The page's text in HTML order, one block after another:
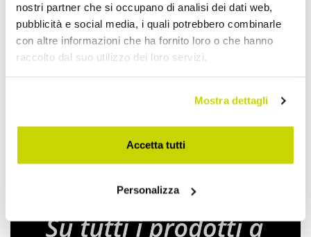
nostri partner che si occupano di analisi dei dati web,
pubblicità e social media, i quali potrebbero combinarle
con altre informazioni che ha fornito loro o che hanno
raccolto dal suo utilizzo dei loro servizi.
Mostra dettagli
Accetta tutti
Personalizza
Vasi Design